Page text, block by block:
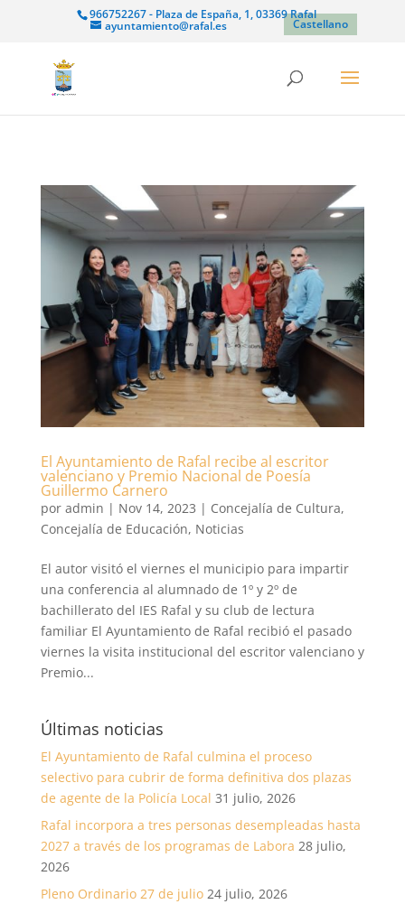
966752267 - Plaza de España, 1, 03369 Rafal
ayuntamiento@rafal.es Castellano
El Ayuntamiento de Rafal recibe al escritor
valenciano y Premio Nacional de Poesía
Guillermo Carnero
por admin | Nov 14, 2023 | Concejalía de Cultura,
Concejalía de Educación, Noticias
El autor visitó el viernes el municipio para impartir
una conferencia al alumnado de 1º y 2º de
bachillerato del IES Rafal y su club de lectura
familiar El Ayuntamiento de Rafal recibió el pasado
viernes la visita institucional del escritor valenciano y
Premio...
Últimas noticias
El Ayuntamiento de Rafal culmina el proceso
selectivo para cubrir de forma definitiva dos plazas
de agente de la Policía Local 31 julio, 2026
Rafal incorpora a tres personas desempleadas hasta
2027 a través de los programas de Labora 28 julio,
2026
Pleno Ordinario 27 de julio 24 julio, 2026